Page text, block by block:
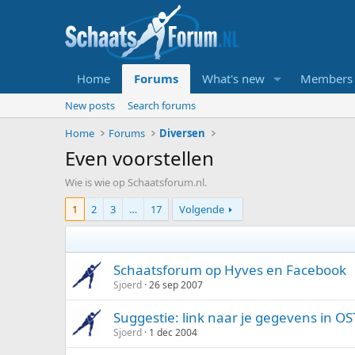
Home Forums What's new Members
New posts
Search forums
Home
Forums Diversen
Even voorstellen
Wie is wie op Schaatsforum.nl.
1
2 3 … 17 Volgende
Schaatsforum op Hyves en Facebook
Sjoerd 26 sep 2007
Suggestie: link naar je gegevens in
Sjoerd 1 dec 2004